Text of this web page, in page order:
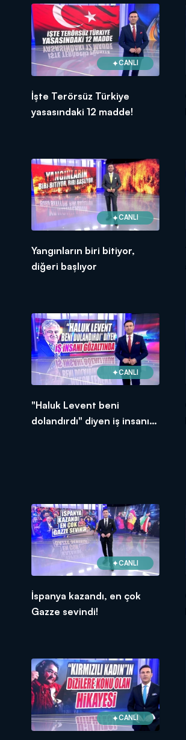
CANLI
İşte Terörsüz Türkiye
yasasındaki 12 madde!
CANLI
Yangınların biri bitiyor,
diğeri başlıyor
CANLI
"Haluk Levent beni
dolandırdı" diyen iş insanı
CANLI
İspanya kazandı, en çok
Gazze sevindi!
CANLI